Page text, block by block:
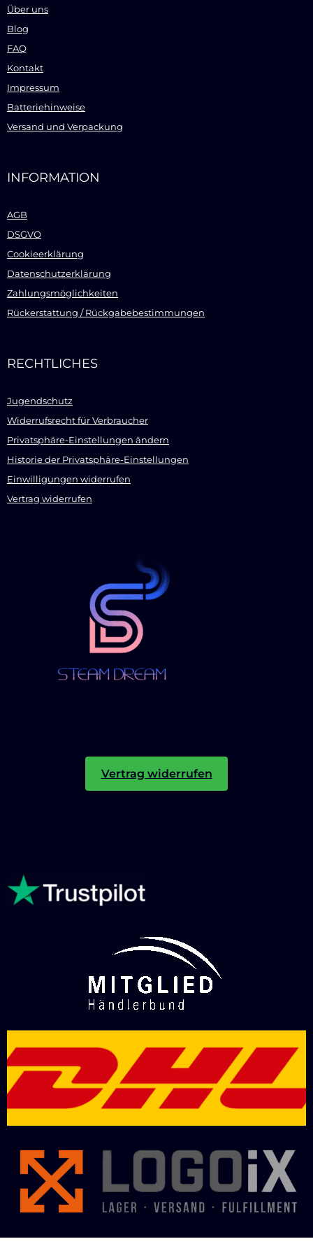
Über uns
Blog
FAQ
Kontakt
Impressum
Batteriehinweise
Versand und Verpackung
INFORMATION
AGB
DSGVO
Cookieerklärung
Datenschutzerklärung
Zahlungsmöglichkeiten
Rückerstattung / Rückgabebestimmungen
RECHTLICHES
Jugendschutz
Widerrufsrecht für Verbraucher
Privatsphäre-Einstellungen ändern
Historie der Privatsphäre-Einstellungen
Einwilligungen widerrufen
Vertrag widerrufen
Vertrag widerrufen